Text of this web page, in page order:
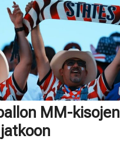
MM-kisojen